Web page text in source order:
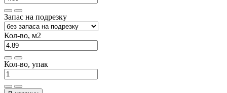
Запас на подрезку
Кол-во, м2
Кол-во, упак